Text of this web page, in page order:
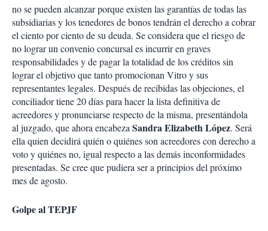
no se pueden alcanzar porque existen las garantías de todas las
subsidiarias y los tenedores de bonos tendrán el derecho a cobrar
el ciento por ciento de su deuda. Se considera que el riesgo de
no lograr un convenio concursal es incurrir en graves
responsabilidades y de pagar la totalidad de los créditos sin
lograr el objetivo que tanto promocionan Vitro y sus
representantes legales. Después de recibidas las objeciones, el
conciliador tiene 20 días para hacer la lista definitiva de
acreedores y pronunciarse respecto de la misma, presentándola
al juzgado, que ahora encabeza Sandra Elizabeth López. Será
ella quien decidirá quién o quiénes son acreedores con derecho a
voto y quiénes no, igual respecto a las demás inconformidades
presentadas. Se cree que pudiera ser a principios del próximo
mes de agosto.
Golpe al TEPJF